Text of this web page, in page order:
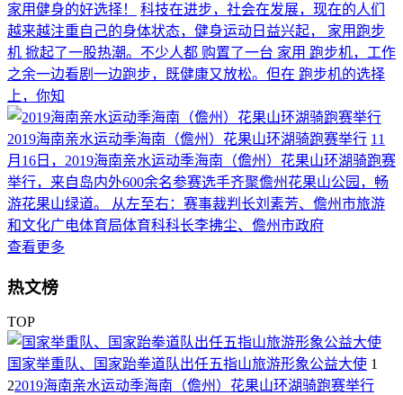
家用健身的好选择！
科技在进步，社会在发展，现在的人们
越来越注重自己的身体状态，健身运动日益兴起， 家用跑步
机 掀起了一股热潮。不少人都 购置了一台 家用 跑步机，工作
之余一边看剧一边跑步，既健康又放松。但在 跑步机的选择
上，你知
2019海南亲水运动季海南（儋州）花果山环湖骑跑赛举行 11
月16日，2019海南亲水运动季海南（儋州）花果山环湖骑跑赛
举行，来自岛内外600余名参赛选手齐聚儋州花果山公园，畅
游花果山绿道。 从左至右：赛事裁判长刘素芳、儋州市旅游
和文化广电体育局体育科科长李拂尘、儋州市政府
查看更多
热文榜
TOP
国家举重队、国家跆拳道队出任五指山旅游形象公益大使 1
22019海南亲水运动季海南（儋州）花果山环湖骑跑赛举行